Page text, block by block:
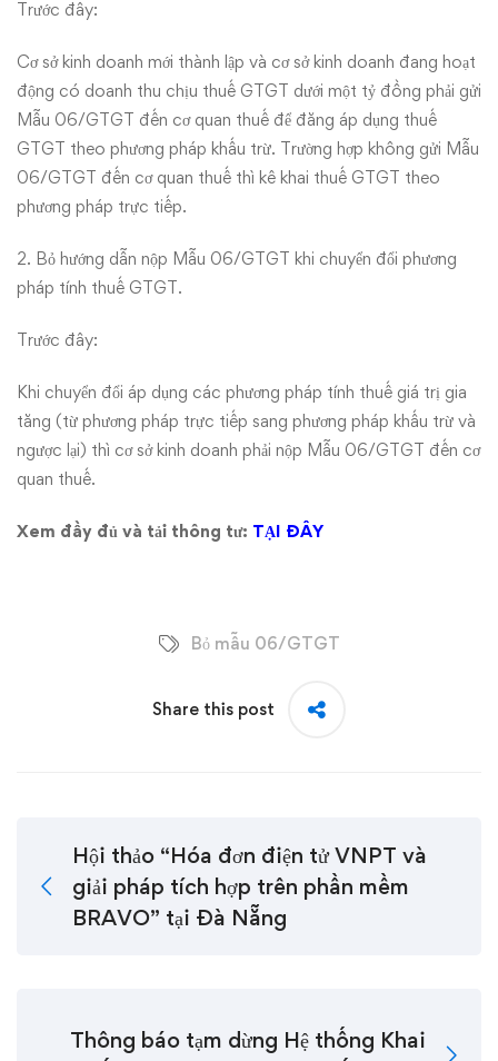
Trước đây:
Cơ sở kinh doanh mới thành lập và cơ sở kinh doanh đang hoạt
động có doanh thu chịu thuế GTGT dưới một tỷ đồng phải gửi
Mẫu 06/GTGT đến cơ quan thuế để đăng áp dụng thuế
GTGT theo phương pháp khấu trừ. Trường hợp không gửi Mẫu
06/GTGT đến cơ quan thuế thì kê khai thuế GTGT theo
phương pháp trực tiếp.
2. Bỏ hướng dẫn nộp Mẫu 06/GTGT khi chuyển đổi phương
pháp tính thuế GTGT.
Trước đây:
Khi chuyển đổi áp dụng các phương pháp tính thuế giá trị gia
tăng (từ phương pháp trực tiếp sang phương pháp khấu trừ và
ngược lại) thì cơ sở kinh doanh phải nộp Mẫu 06/GTGT đến cơ
quan thuế.
Xem đầy đủ và tải thông tư: TẠI ĐÂY
Bỏ mẫu 06/GTGT
Share this post
Hội thảo “Hóa đơn điện tử VNPT và
giải pháp tích hợp trên phần mềm
BRAVO” tại Đà Nẵng
Thông báo tạm dừng Hệ thống Khai